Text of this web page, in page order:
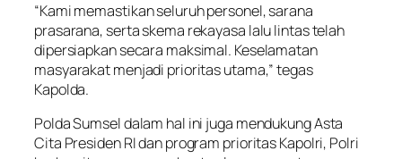
“Kami memastikan seluruh personel, sarana
prasarana, serta skema rekayasa lalu lintas telah
dipersiapkan secara maksimal. Keselamatan
masyarakat menjadi prioritas utama,” tegas
Kapolda.
Polda Sumsel dalam hal ini juga mendukung Asta
Cita Presiden RI dan program prioritas Kapolri, Polri